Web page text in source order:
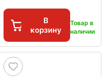
В
корзину
Товар в
наличии